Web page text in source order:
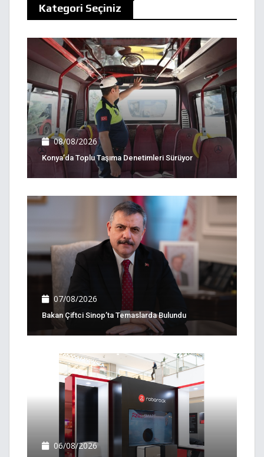
Kategori Seçiniz
08/08/2026
Konya’da Toplu Taşıma Denetimleri Sürüyor
07/08/2026
Bakan Çiftci Sinop’ta Temaslarda Bulundu
06/08/2026